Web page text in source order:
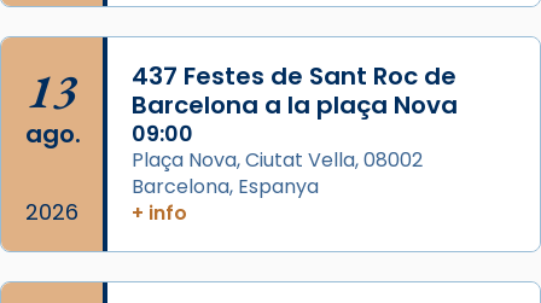
col·laboradors, a la Catedral de Barcelona.
L’arquebisbe de Barcelona, el cardenal Joan
Josep Omella, ha presidit la missa i l’ha
concelebrat el bisbe auxiliar de Barcelona,
Mons. David Abadías.
📸 Dr. G. Simón
13
ago.
2026
437 Festes de Sant Roc de
Barcelona a la plaça Nova
09:00
Plaça Nova, Ciutat Vella, 08002
Barcelona, Espanya
+ info